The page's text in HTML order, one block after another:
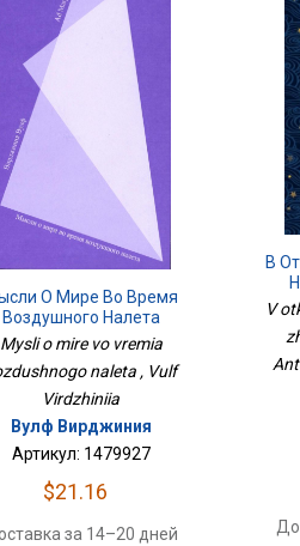
О Мире Во Время
Воздушного Налета
Mysli o mire vo vremia
naleta , Vulf
Virdzhiniia
Вулф Вирджиния
Артикул: 1479927
$21.16
за 14–20 дней
В
V